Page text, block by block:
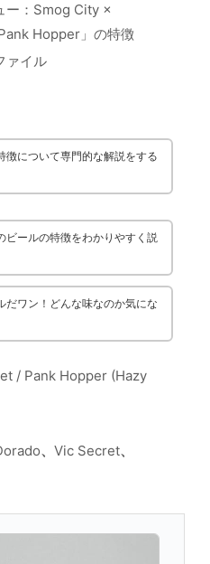
ー：Smog City ×
Hopper」の特徴
ァイル
徴について専門的な解説をする
ビールの特徴をわかりやすく説
だワン！どんな味なのか気にな
/ Pank Hopper (Hazy
、 Vic Secret、